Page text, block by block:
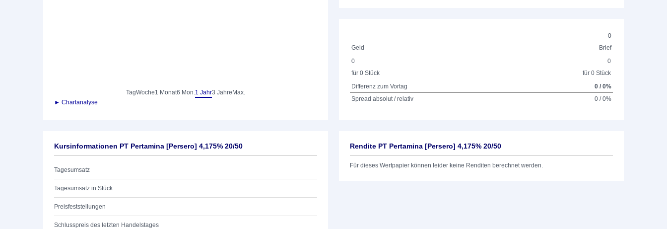
TagWoche1 Monat6 Mon.1 Jahr3 Jahre Max.
► Chartanalyse
0
Geld
Brief
0
für 0 Stück
0
für 0 Stück
Differenz zum Vortag
0 / 0%
Spread absolut / relativ
0 / 0%
Kursinformationen PT Pertamina [Persero] 4,175% 20/50
Tagesumsatz
Tagesumsatz in Stück
Preisfeststellungen
Schlusspreis des letzten Handelstages
Rendite PT Pertamina [Persero] 4,175% 20/50
Für dieses Wertpapier können leider keine Renditen berechnet werden.